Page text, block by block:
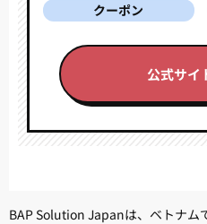
クーポン
公式サイ
BAP Solution Japanは、ベトナム